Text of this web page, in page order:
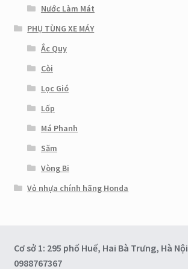
Nước Làm Mát
PHỤ TÙNG XE MÁY
Ắc Quy
Còi
Lọc Gió
Lốp
Má Phanh
Săm
Vòng Bi
Vỏ nhựa chính hãng Honda
Cơ sở 1: 295 phố Huế, Hai Bà Trưng, Hà Nội
0988767367